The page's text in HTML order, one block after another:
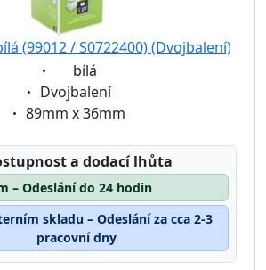
(99012 / S0722400) (Dvojbalení)
Eigenschaft:
bílá
Eigenschaft:
Dvojbalení
Eigenschaft:
89mm x 36mm
a dodací lhůta
– Odeslání do 24 hodin
skladu – Odeslání za cca 2-3
pracovní dny